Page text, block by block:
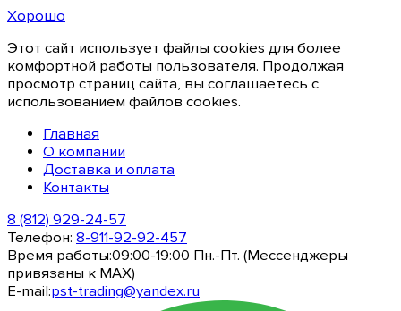
Хорошо
Этот сайт использует файлы cookies для более
комфортной работы пользователя. Продолжая
просмотр страниц сайта, вы соглашаетесь с
использованием файлов cookies.
Главная
О компании
Доставка и оплата
Контакты
8 (812) 929-24-57
Телефон: 8-911-92-92-457
Время работы:09:00-19:00 Пн.-Пт. (Мессенджеры
привязаны к МАХ)
E-mail:pst-trading@yandex.ru